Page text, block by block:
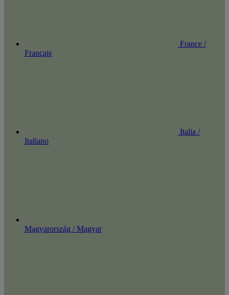
France /
Français
Italia /
Italiano
Magyarország / Magyar